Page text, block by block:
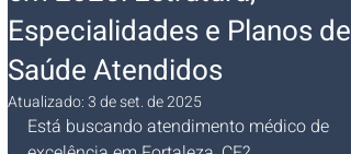
Especialidades e Planos de
Saúde Atendidos
Atualizado:3 de set. de 2025
Está buscando atendimento médico de